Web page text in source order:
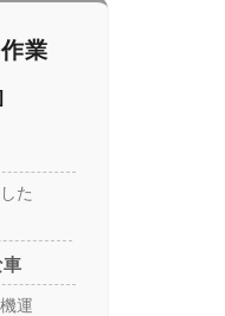
業
た
車
運